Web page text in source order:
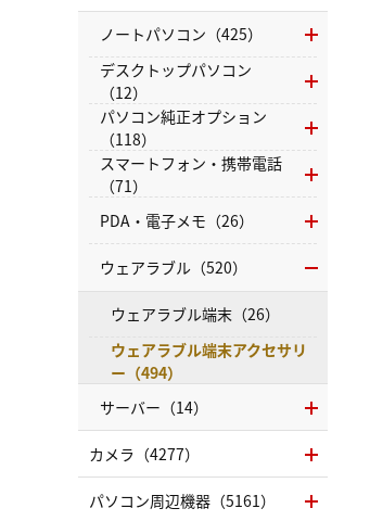
ノートパソコン（425）
デスクトップパソコン
（12）
パソコン純正オプション
（118）
スマートフォン・携帯電話
（71）
PDA・電子メモ（26）
ウェアラブル（520）
ウェアラブル端末（26）
ウェアラブル端末アクセサリ
ー（494）
サーバー（14）
カメラ（4277）
パソコン周辺機器（5161）